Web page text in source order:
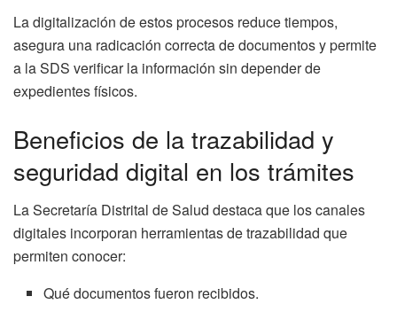
La digitalización de estos procesos reduce tiempos,
asegura una radicación correcta de documentos y permite
a la SDS verificar la información sin depender de
expedientes físicos.
Beneficios de la trazabilidad y
seguridad digital en los trámites
La Secretaría Distrital de Salud destaca que los canales
digitales incorporan herramientas de trazabilidad que
permiten conocer:
Qué documentos fueron recibidos.